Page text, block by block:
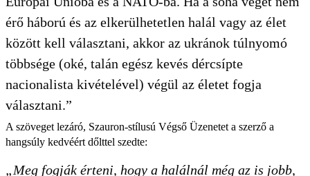
érő háború és az elkerülhetetlen halál vagy az élet
között kell választani, akkor az ukránok túlnyomó
többsége (oké, talán egész kevés dércsípte
nacionalista kivételével) végül az életet fogja
választani.”
A szöveget lezáró, Szauron-stílusú Végső Üzenetet a szerző a
hangsúly kedvéért dőlttel szedte:
„Meg fogják érteni, hogy a halálnál még az is jobb,